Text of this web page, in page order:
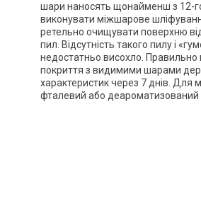
шари наносять щонайменш з 12-
виконувати міжшарове
ретельно очищувати поверхню
пил. Відсутність такого пилу і
недостатньо висохло.
покриття з видимими шарами
характеристик через 7 днів. Для
фталевий або деароматизований